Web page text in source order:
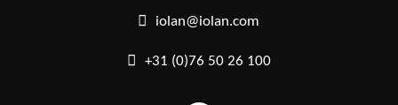
iolan@iolan.com
+31 (0)76 50 26 100